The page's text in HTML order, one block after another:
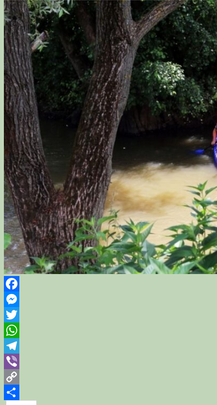
Facebook
Messenger
Twitter
WhatsApp
Telegram
Viber
Copy